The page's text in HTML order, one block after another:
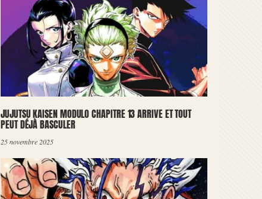
JUJUTSU KAISEN MODULO CHAPITRE 13 ARRIVE ET TOUT
PEUT DÉJÀ BASCULER
25 novembre 2025